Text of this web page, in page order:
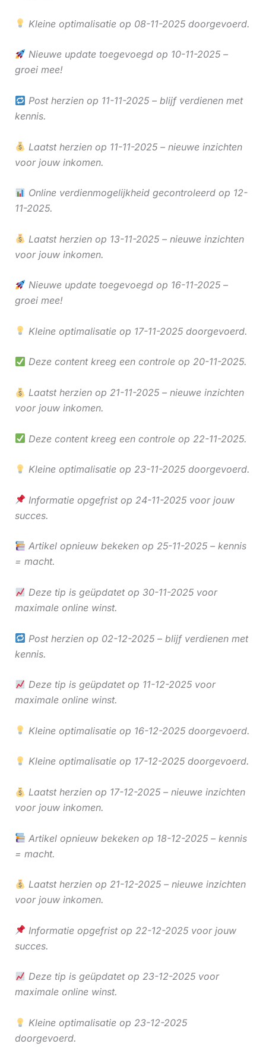
Kleine optimalisatie op 08-11-2025 doorgevoerd.
Nieuwe update toegevoegd op 10-11-2025 –
groei mee!
Post herzien op 11-11-2025 – blijf verdienen met
kennis.
Laatst herzien op 11-11-2025 – nieuwe inzichten
voor jouw inkomen.
Online verdienmogelijkheid gecontroleerd op 12-
11-2025.
Laatst herzien op 13-11-2025 – nieuwe inzichten
voor jouw inkomen.
Nieuwe update toegevoegd op 16-11-2025 –
groei mee!
Kleine optimalisatie op 17-11-2025 doorgevoerd.
Deze content kreeg een controle op 20-11-2025.
Laatst herzien op 21-11-2025 – nieuwe inzichten
voor jouw inkomen.
Deze content kreeg een controle op 22-11-2025.
Kleine optimalisatie op 23-11-2025 doorgevoerd.
Informatie opgefrist op 24-11-2025 voor jouw
succes.
Artikel opnieuw bekeken op 25-11-2025 – kennis
= macht.
Deze tip is geüpdatet op 30-11-2025 voor
maximale online winst.
Post herzien op 02-12-2025 – blijf verdienen met
kennis.
Deze tip is geüpdatet op 11-12-2025 voor
maximale online winst.
Kleine optimalisatie op 16-12-2025 doorgevoerd.
Kleine optimalisatie op 17-12-2025 doorgevoerd.
Laatst herzien op 17-12-2025 – nieuwe inzichten
voor jouw inkomen.
Artikel opnieuw bekeken op 18-12-2025 – kennis
= macht.
Laatst herzien op 21-12-2025 – nieuwe inzichten
voor jouw inkomen.
Informatie opgefrist op 22-12-2025 voor jouw
succes.
Deze tip is geüpdatet op 23-12-2025 voor
maximale online winst.
Kleine optimalisatie op 23-12-2025
doorgevoerd.